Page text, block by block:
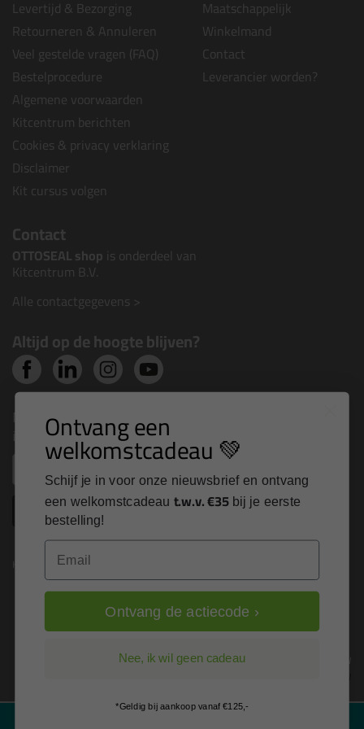
Levertijd & Bezorging
Retourneren & Annuleren
Veel gestelde vragen (FAQ)
Bestelprocedure
Algemene voorwaarden
Kitcentrum berichten
Cookies & privacy verklaring
Disclaimer
Kit cursus volgen
Maatschappelijk
Winkelmand
Contact
Leverancier worden?
Contact
OTTOSEAL shop is onderdeel van
Kitcentrum B.V.
Alle contactgegevens >
Altijd op de hoogte blijven?
Nieuws, tips en exclusieve deals rechtstreeks in je
inbox
Inschrijven
Kitcentrum is trots op:
Alle prijzen zijn in EURO en excl. 21% BTW
Ontvang een
welkomstcadeau 💚
Schijf je in voor onze nieuwsbrief en ontvang
een welkomstcadeau t.w.v. €35 bij je eerste
bestelling!
Email
Ontvang de actiecode ›
Nee, ik wil geen cadeau
*Geldig bij aankoop vanaf €125,-